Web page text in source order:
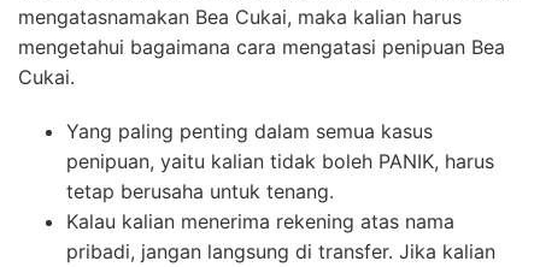
mengatasnamakan Bea Cukai, maka kalian harus
mengetahui bagaimana cara mengatasi penipuan Bea
Cukai.
Yang paling penting dalam semua kasus
penipuan, yaitu kalian tidak boleh PANIK, harus
tetap berusaha untuk tenang.
Kalau kalian menerima rekening atas nama
pribadi, jangan langsung di transfer. Jika kalian